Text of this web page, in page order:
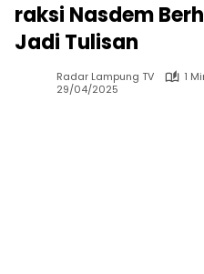
raksi Nasdem
Jadi Tulisan
Radar Lampung TV
1
29/04/2025